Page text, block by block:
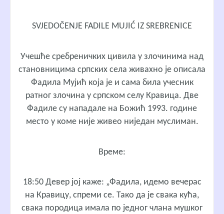
SVJEDOČENJE FADILE MUJIĆ IZ SREBRENICE
Учешће сребреничких цивила у злочинима над
становницима српских села живахно је описала
Фадила Мујић која је и сама била учесник
ратног злочина у српском селу Кравица. Две
Фадиле су нападале на Божић 1993. године
место у коме није живео ниједан муслиман.
Време:
18:50 Девер јој каже: „Фадила, идемо вечерас
на Кравицу, спреми се. Тако да је свака кућа,
свака породица имала по једног члана мушког